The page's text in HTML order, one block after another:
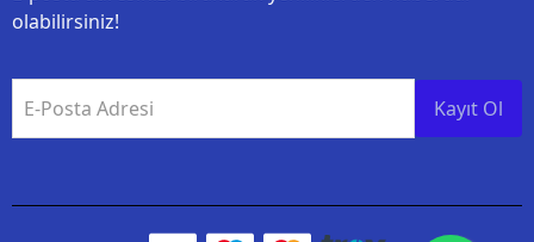
olabilirsiniz!
E-Posta Adresi Kayıt Ol